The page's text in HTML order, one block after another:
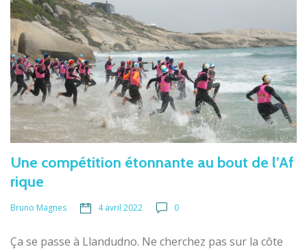
Une compétition étonnante au bout de l’Af
rique
Bruno Magnes 4 avril 2022 0
Ça se passe à Llandudno. Ne cherchez pas sur la côte